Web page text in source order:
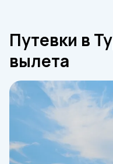
Путевки в
вылета